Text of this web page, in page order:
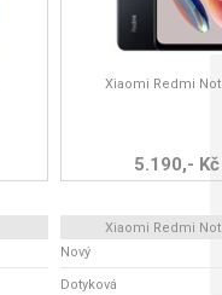
Xiaomi Redmi
5.190,- Kč
Xiaomi Redmi
Nový
Dotyková